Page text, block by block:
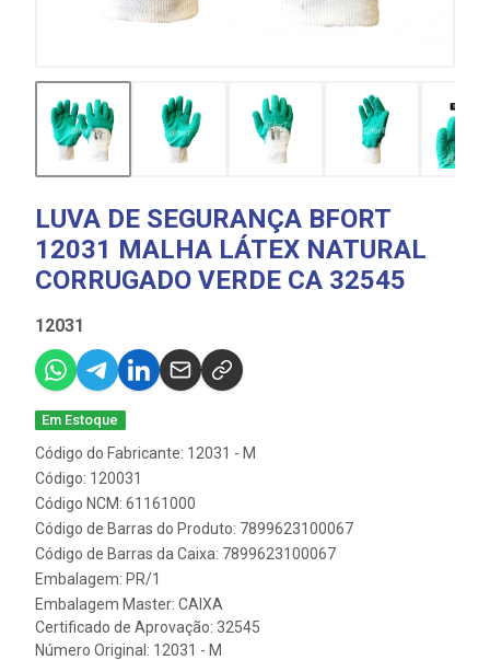
LUVA DE SEGURANÇA BFORT
12031 MALHA LÁTEX NATURAL
CORRUGADO VERDE CA 32545
12031
Em Estoque
Código do Fabricante: 12031 - M
Código: 120031
Código NCM: 61161000
Código de Barras do Produto: 7899623100067
Código de Barras da Caixa: 7899623100067
Embalagem: PR/1
Embalagem Master: CAIXA
Certificado de Aprovação: 32545
Número Original: 12031 - M